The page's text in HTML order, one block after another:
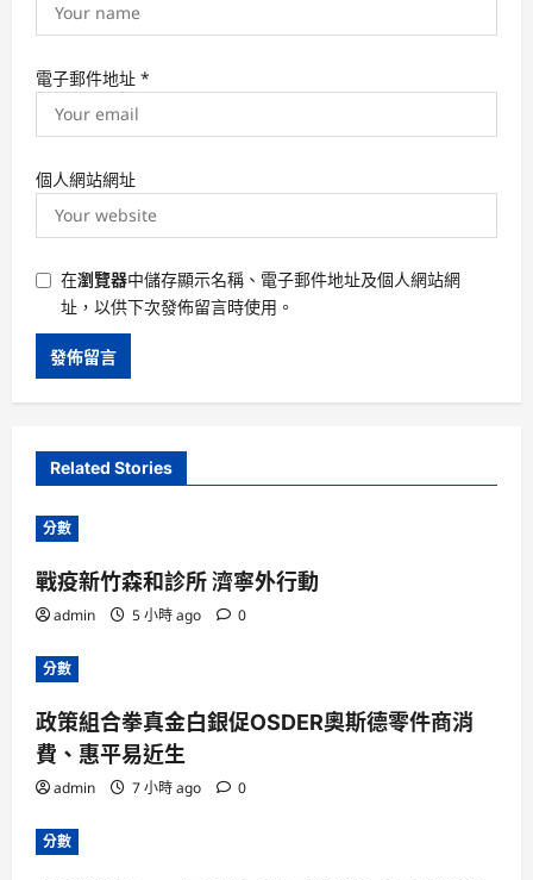
電子郵件地址 *
個人網站網址
在瀏覽器中儲存顯示名稱、電子郵件地址及個人網站網
址，以供下次發佈留言時使用。
Related Stories
分數
戰疫新竹森和診所 濟寧外行動
admin 5 小時 ago 0
分數
政策組合拳真金白銀促OSDER奧斯德零件商消
費、惠平易近生
admin 7 小時 ago 0
分數